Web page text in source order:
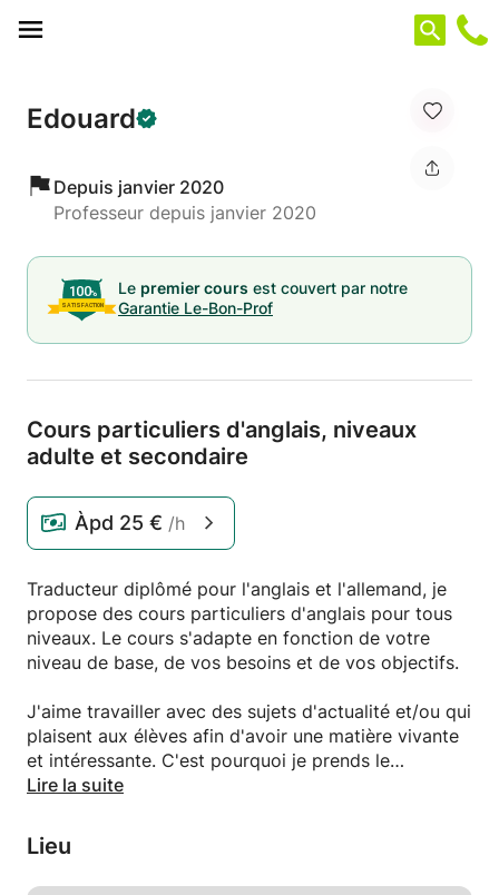
Edouard
Depuis janvier 2020
Professeur depuis janvier 2020
Le premier cours est couvert par notre
Garantie Le-Bon-Prof
Cours particuliers d'anglais, niveaux
adulte et secondaire
Àpd 25 € /h
Traducteur diplômé pour l'anglais et l'allemand, je
propose des cours particuliers d'anglais pour tous
niveaux. Le cours s'adapte en fonction de votre
niveau de base, de vos besoins et de vos objectifs.
J'aime travailler avec des sujets d'actualité et/ou qui
plaisent aux élèves afin d'avoir une matière vivante
et intéressante. C'est pourquoi je prends le
"particulier" bien à cœur.
Le premier cours n'est pas payant car il sert au
premier contact, à identifier les besoins de l'élève et
ses objectifs et à voir si le courant passe bien entre
Lire la suite
Lieu